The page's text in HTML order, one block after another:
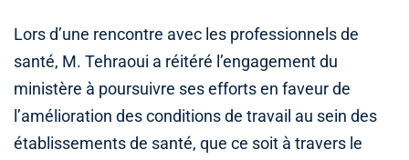
Lors d’une rencontre avec les professionnels de
santé, M. Tehraoui a réitéré l’engagement du
ministère à poursuivre ses efforts en faveur de
l’amélioration des conditions de travail au sein des
établissements de santé, que ce soit à travers le